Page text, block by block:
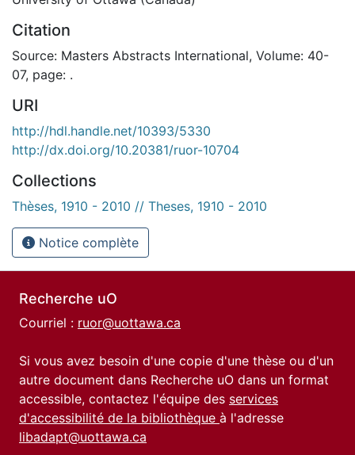
Citation
Source: Masters Abstracts International, Volume: 40-
07, page: .
URI
http://hdl.handle.net/10393/5330
http://dx.doi.org/10.20381/ruor-10704
Collections
Thèses, 1910 - 2010 // Theses, 1910 - 2010
Notice complète
Recherche uO
Courriel : ruor@uottawa.ca
Si vous avez besoin d'une copie d'une thèse ou d'un
autre document dans Recherche uO dans un format
accessible, contactez l'équipe des services
d'accessibilité de la bibliothèque à l'adresse
libadapt@uottawa.ca